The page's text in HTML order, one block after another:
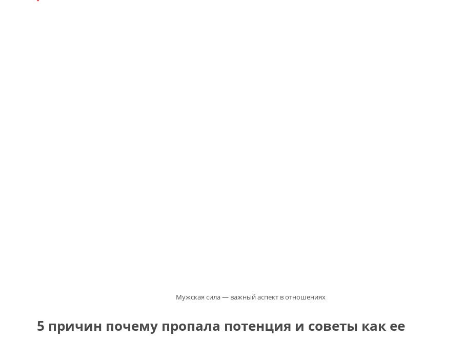
Мужская сила — важный аспект в отношениях
5 причин почему пропала потенция и советы как ее